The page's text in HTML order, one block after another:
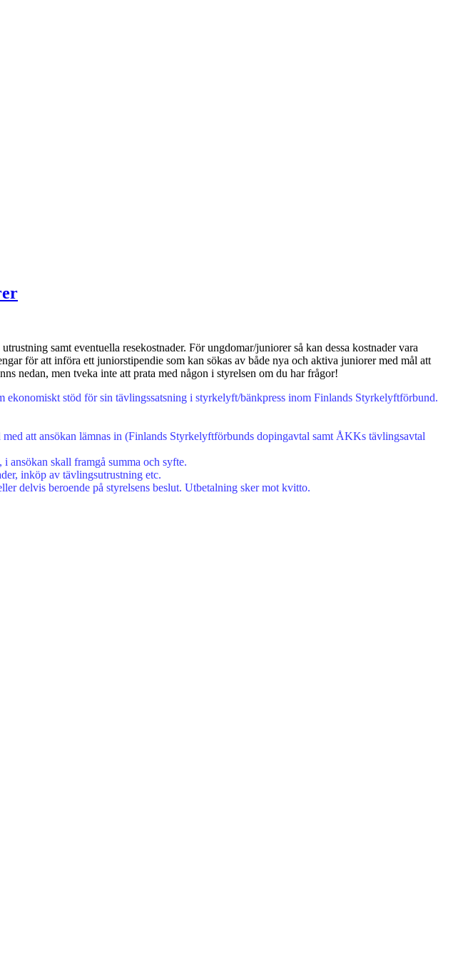
samt eventuella resekostnader. För ungdomar/juniorer så kan dessa kostnader vara
för att införa ett juniorstipendie som kan sökas av både nya och aktiva juniorer med mål att
nedan, men tveka inte att prata med någon i styrelsen om du har frågor!
stöd för sin tävlingssatsning i styrkelyft/bänkpress inom Finlands Styrkelyftförbund.
att ansökan lämnas in (Finlands Styrkelyftförbunds dopingavtal samt ÅKKs tävlingsavtal
, i ansökan skall framgå summa och syfte.
inköp av tävlingsutrustning etc.
delvis beroende på styrelsens beslut. Utbetalning sker mot kvitto.